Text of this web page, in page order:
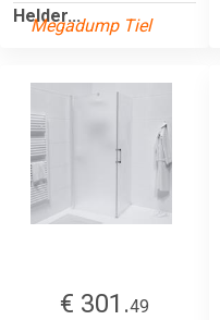
Helder...
Megadump Tiel
€ 301.49